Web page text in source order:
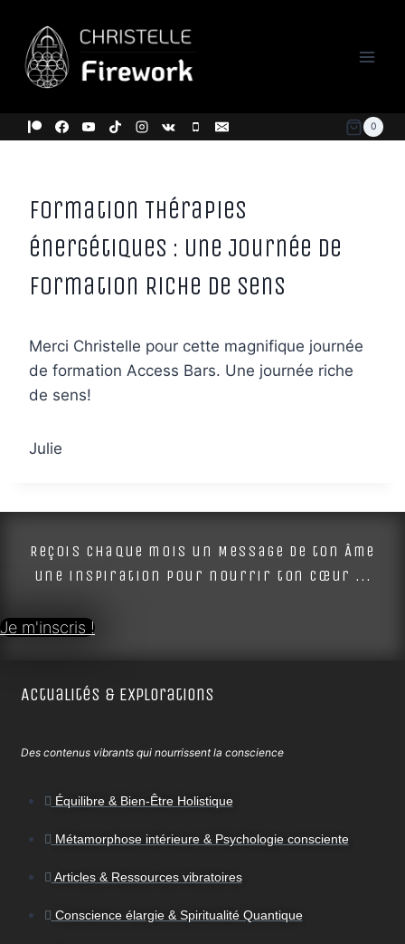
contenu
0
Formation Thérapies
énergétiques : Une Journée de
Formation Riche de Sens
Merci Christelle pour cette magnifique journée
de formation Access Bars. Une journée riche
de sens!
Julie
Reçois chaque mois un Message de ton Âme
une inspiration pour nourrir ton cœur ...
Je m'inscris !
Actualités & Explorations
Des contenus vibrants qui nourrissent la conscience
Équilibre & Bien-Être Holistique
Métamorphose intérieure & Psychologie consciente
Articles & Ressources vibratoires
Conscience élargie & Spiritualité Quantique